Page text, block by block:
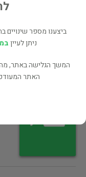
ביצענו מספר שינויים
ניתן לעיין
המשך הגלישה באתר,
האתר